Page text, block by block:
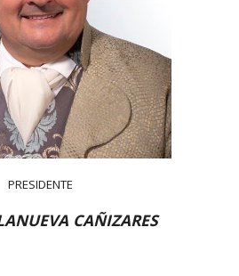
PRESIDENTE
CAÑIZARES